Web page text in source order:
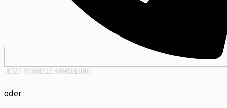
JETZT SCHNELLE ANMEDLUNG
oder